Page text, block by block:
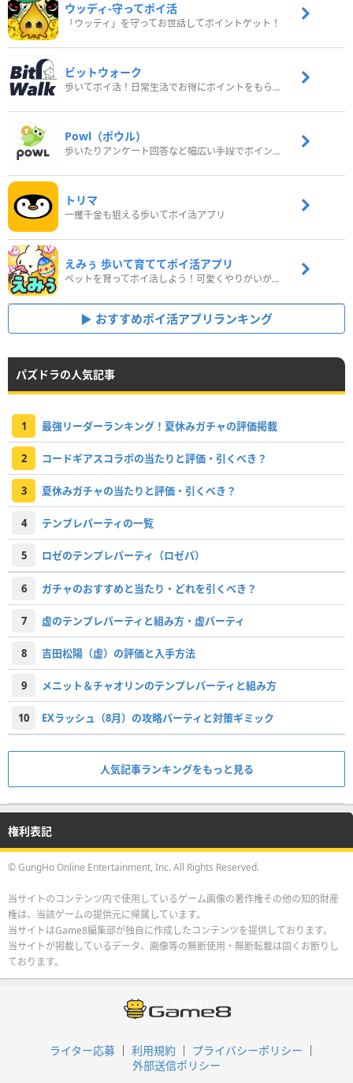
ウッディ‐守ってポイ活
「ウッディ」を守ってお世話してポイントゲット！
ビットウォーク
歩いてポイ活！日常生活でお得にポイントをもらおう
Powl（ポウル）
歩いたりアンケート回答など幅広い手段でポイントをゲット
トリマ
一攫千金も狙える歩いてポイ活アプリ
えみぅ 歩いて育ててポイ活アプリ
ペットを育ってポイ活しよう！可愛くやりがいがある新感覚アプリ
おすすめポイ活アプリランキング
パズドラの人気記事
1 最強リーダーランキング！夏休みガチャの評価掲載
2 コードギアスコラボの当たりと評価・引くべき？
3 夏休みガチャの当たりと評価・引くべき？
4 テンプレパーティの一覧
5 ロゼのテンプレパーティ（ロゼパ）
6 ガチャのおすすめと当たり・どれを引くべき？
7 虚のテンプレパーティと組み方・虚パーティ
8 吉田松陽（虚）の評価と入手方法
9 メニット＆チャオリンのテンプレパーティと組み方
10 EXラッシュ（8月）の攻略パーティと対策ギミック
人気記事ランキングをもっと見る
権利表記
© GungHo Online Entertainment, Inc. All Rights Reserved.
当サイトのコンテンツ内で使用しているゲーム画像の著作権その他の知的財産
権は、当該ゲームの提供元に帰属しています。
当サイトはGame8編集部が独自に作成したコンテンツを提供しております。
当サイトが掲載しているデータ、画像等の無断使用・無断転載は固くお断りし
ております。
ライター応募 利用規約
プライバシーポリシー
外部送信ポリシー